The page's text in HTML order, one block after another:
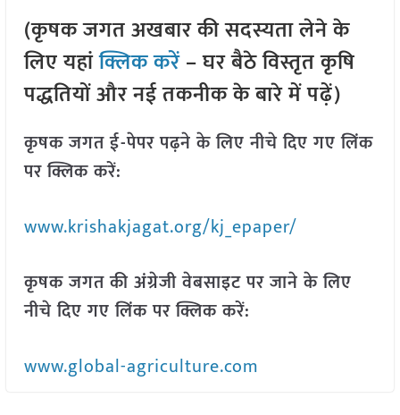
(कृषक जगत अखबार की सदस्यता लेने के
लिए यहांक्लिक करें– घर बैठे विस्तृत कृषि
पद्धतियों और नई तकनीक के बारे में पढ़ें)
कृषक जगत ई-पेपर पढ़ने के लिए नीचे दिए गए लिंक
पर क्लिक करें:
www.krishakjagat.org/kj_epaper/
कृषक जगत की अंग्रेजी वेबसाइट पर जाने के लिए
नीचे दिए गए लिंक पर क्लिक करें:
www.global-agriculture.com